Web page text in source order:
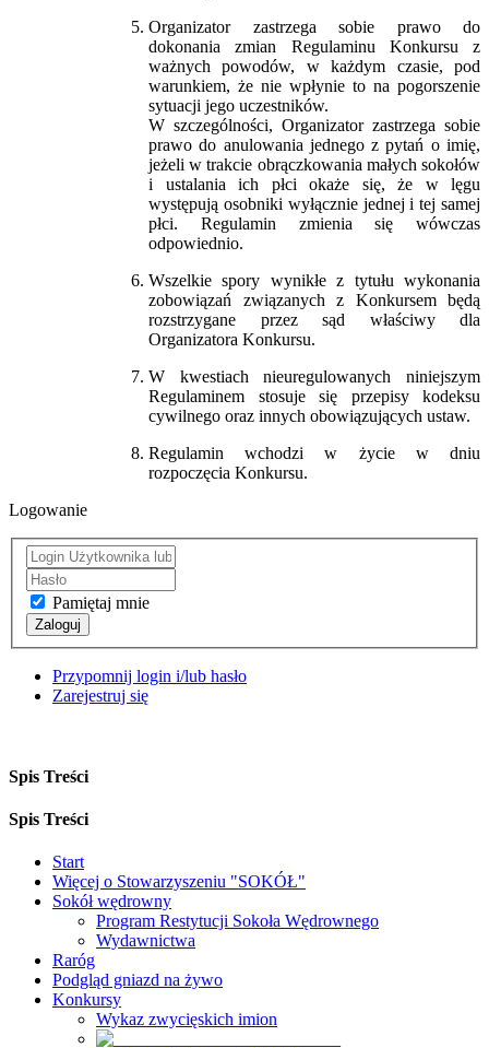
Organizator zastrzega sobie prawo do
dokonania zmian Regulaminu Konkursu z
ważnych powodów, w każdym czasie, pod
warunkiem, że nie wpłynie to na pogorszenie
sytuacji jego uczestników.
W szczególności, Organizator zastrzega sobie
prawo do anulowania jednego z pytań o imię,
jeżeli w trakcie obrączkowania małych sokołów
i ustalania ich płci okaże się, że w lęgu
występują osobniki wyłącznie jednej i tej samej
płci. Regulamin zmienia się wówczas
odpowiednio.
Wszelkie spory wynikłe z tytułu wykonania
zobowiązań związanych z Konkursem będą
rozstrzygane przez sąd właściwy dla
Organizatora Konkursu.
W kwestiach nieuregulowanych niniejszym
Regulaminem stosuje się przepisy kodeksu
cywilnego oraz innych obowiązujących ustaw.
Regulamin wchodzi w życie w dniu
rozpoczęcia Konkursu.
Logowanie
Pamiętaj mnie
Zaloguj
Przypomnij login i/lub hasło
Zarejestruj się
Spis Treści
Spis Treści
Start
Więcej o Stowarzyszeniu "SOKÓŁ"
Sokół wędrowny
Program Restytucji Sokoła Wędrownego
Wydawnictwa
Raróg
Podgląd gniazd na żywo
Konkursy
Wykaz zwycięskich imion